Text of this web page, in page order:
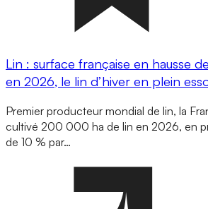
Lin : surface française en hausse
en 2026, le lin d’hiver en plein
Premier producteur mondial de lin, la
cultivé 200 000 ha de lin en 2026, en
de 10 % par…